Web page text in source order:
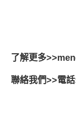
了解更多>>
聯絡我們>>電